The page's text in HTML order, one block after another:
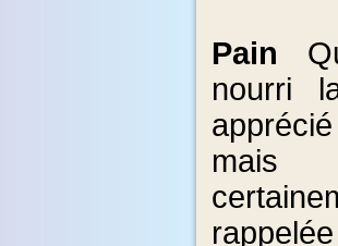
Pain
nourri
mais